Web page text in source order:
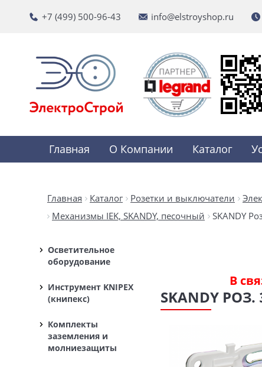
+7 (499) 500-96-43 info@elstroyshop.ru
Главная О Компании Каталог
Главная Каталог Розетки и выключатели
Механизмы IEK, SKANDY, песочный
SKANDY
Осветительное
оборудование
Инструмент KNIPEX
(книпекс)
Комплекты
заземления и
молниезащиты
В
SKANDY